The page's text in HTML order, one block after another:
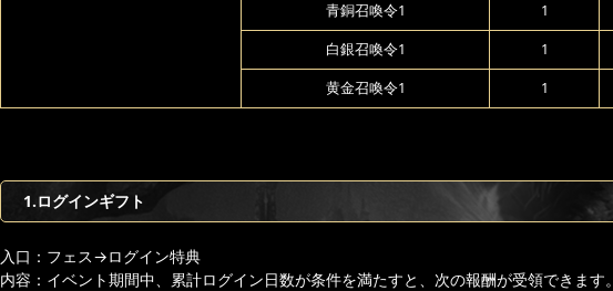
青銅召喚令1 1
白銀召喚令1 1
黄金召喚令1 1
1.ログインギフト
入口：フェス→ログイン特典
内容：イベント期間中、累計ログイン日数が条件を満たすと、次の報酬が受領できます。